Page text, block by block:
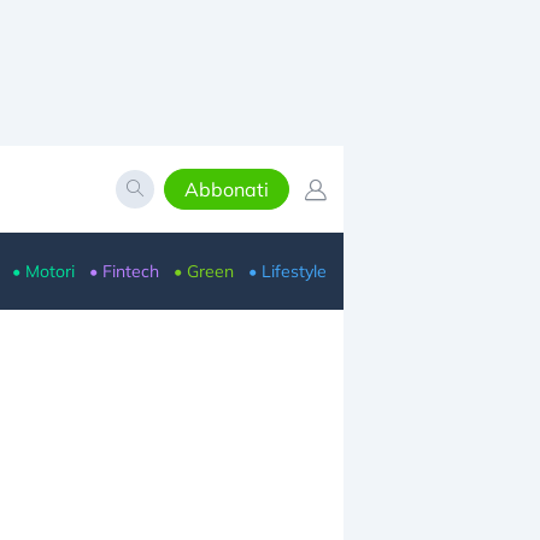
Abbonati
• Motori • Fintech • Green • Lifestyle